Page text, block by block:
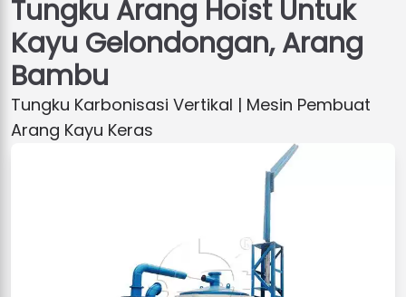
Tungku Arang Hoist Untuk
Kayu Gelondongan, Arang
Bambu
Tungku Karbonisasi Vertikal | Mesin Pembuat
Arang Kayu Keras